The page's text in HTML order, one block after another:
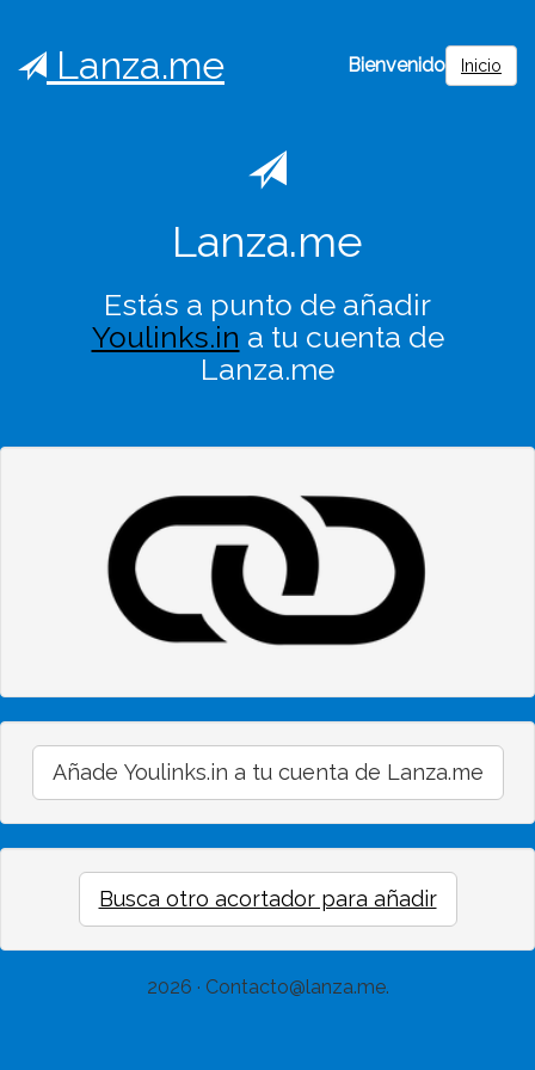
Lanza.me Bienvenido Inicio
Lanza.me
Estás a punto de añadir
Youlinks.in a tu cuenta de
Lanza.me
Añade Youlinks.in a tu cuenta de Lanza.me
Busca otro acortador para añadir
2026 · Contacto@lanza.me.